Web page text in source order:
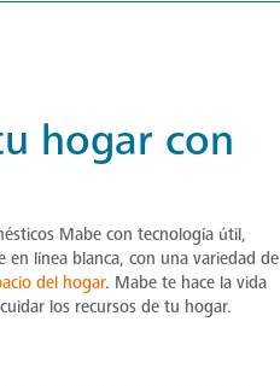
hogar con
Mabe con tecnología útil,
en línea blanca, con una variedad de
del hogar. Mabe te hace la vida
los recursos de tu hogar.